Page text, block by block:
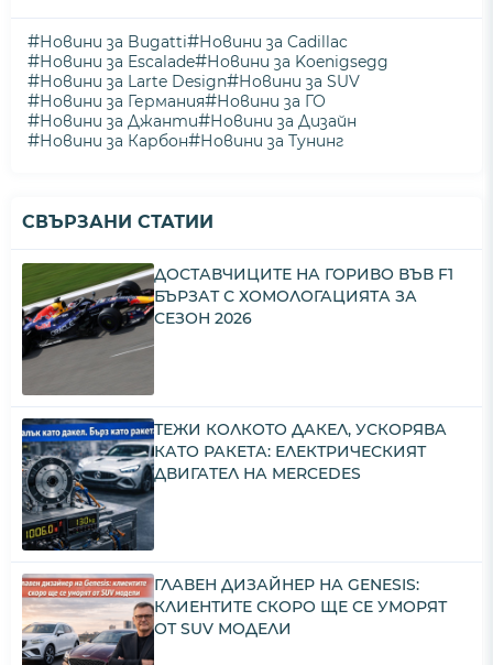
#Новини за Bugatti#Новини за Cadillac
#Новини за Escalade#Новини за Koenigsegg
#Новини за Larte Design#Новини за SUV
#Новини за Германия#Новини за ГО
#Новини за Джанти#Новини за Дизайн
#Новини за Карбон#Новини за Тунинг
СВЪРЗАНИ СТАТИИ
ДОСТАВЧИЦИТЕ НА ГОРИВО ВЪВ F1
БЪРЗАТ С ХОМОЛОГАЦИЯТА ЗА
СЕЗОН 2026
ТЕЖИ КОЛКОТО ДАКЕЛ, УСКОРЯВА
КАТО РАКЕТА: ЕЛЕКТРИЧЕСКИЯТ
ДВИГАТЕЛ НА MERCEDES
ГЛАВЕН ДИЗАЙНЕР НА GENESIS:
КЛИЕНТИТЕ СКОРО ЩЕ СЕ УМОРЯТ
ОТ SUV МОДЕЛИ